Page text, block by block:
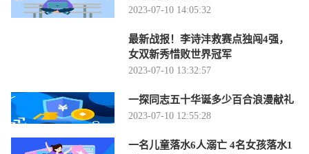
2023-07-10 14:05:32
最新战报！李诗沣救赛点独闯4强，
女双新秀惜败世界冠军
2023-07-10 13:32:57
一探同志五十华诞多少百合浪漫献礼
2023-07-10 12:55:28
一名儿童落水6人溺亡 4名女孩落水1